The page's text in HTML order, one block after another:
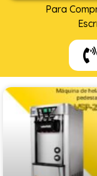
Para